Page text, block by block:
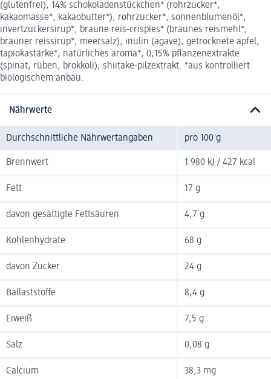
(glutenfrei), 14% schokoladenstückchen* (rohrzucker*,
kakaomasse*, kakaobutter*), rohrzucker*, sonnenblumenöl*,
invertzuckersirup*, braune reis-crispies* (braunes reismehl*,
brauner reissirup*, meersalz), inulin (agave), getrocknete apfel,
tapiokastärke*, natürliches aroma*, 0,15% pflanzenextrakte
(spinat, rüben, brokkoli), shiitake-pilzextrakt. *aus kontrolliert
biologischem anbau.
Nährwerte
Durchschnittliche Nährwertangaben pro 100 g
Brennwert 1.980 kJ / 427 kcal
Fett 17 g
davon gesättigte Fettsäuren 4,7 g
Kohlenhydrate 68 g
davon Zucker 24 g
Ballaststoffe 8,4 g
Eiweiß 7,5 g
Salz 0,08 g
Calcium 38,3 mg